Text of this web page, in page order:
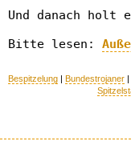
Und danach
Bitte lesen:
Bespitzelung Bundestrojaner